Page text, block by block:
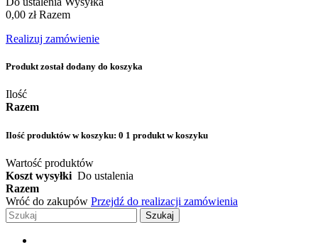
0,00 zł Razem
Realizuj zamówienie
Produkt został dodany do koszyka
Ilość
Razem
Ilość produktów w koszyku: 0 1 produkt w koszyku
Wartość produktów
Koszt wysyłki Do ustalenia
Razem
Wróć do zakupów Przejdź do realizacji zamówienia
Szukaj